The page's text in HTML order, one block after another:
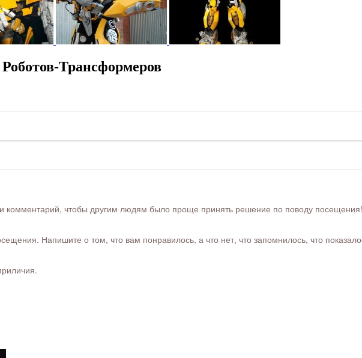
Трансформеров
комментарий, чтобы другим людям было проще принять решение по поводу посещения!
Напишите о том, что вам понравилось, а что нет, что запомнилось, что